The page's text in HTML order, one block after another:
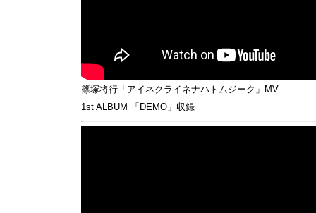
篠塚将行「アイネクライネナハトムジーク」MV
1st ALBUM 「DEMO」収録